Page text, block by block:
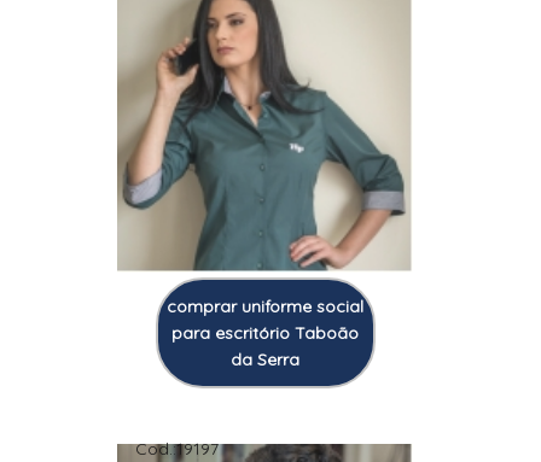
comprar uniforme social
para escritório Taboão
da Serra
Cod.:19197